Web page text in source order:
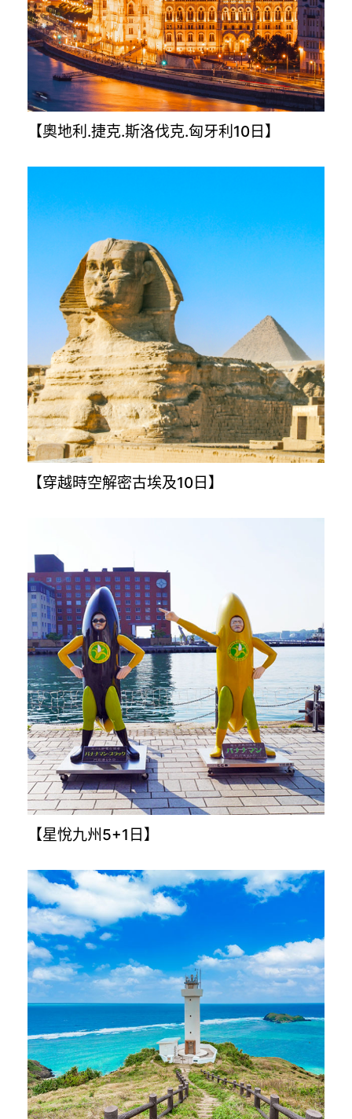
【金旅獎升級版－克.斯.波.蒙12日】
【奧地利.捷克.斯洛伐克.匈牙利10日】
【穿越時空解密古埃及10日】
【星悅九州5+1日】